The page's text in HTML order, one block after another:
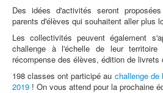
Des idées d'activités seront
parents d'élèves qui souhaitent aller plus
Les collectivités peuvent également
challenge à l'échelle de leur territoire
récompense des élèves, édition de livrets
198 classes ont participé au challenge de
2019 ! On vous attend pour la prochaine